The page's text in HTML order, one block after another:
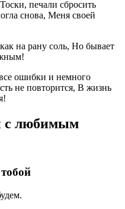
печали сбросить
снова, Меня своей
на рану соль, Но бывает
ошибки и немного
не повторится, В жизнь
с любимым